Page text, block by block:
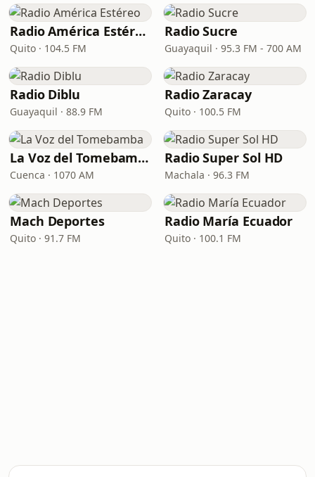
Radio América Estéreo
Quito · 104.5 FM
Radio Sucre
Guayaquil · 95.3 FM - 700 AM
Radio Diblu
Guayaquil · 88.9 FM
Radio Zaracay
Quito · 100.5 FM
La Voz del Tomebamba
Cuenca · 1070 AM
Radio Super Sol HD
Machala · 96.3 FM
Mach Deportes
Quito · 91.7 FM
Radio María Ecuador
Quito · 100.1 FM